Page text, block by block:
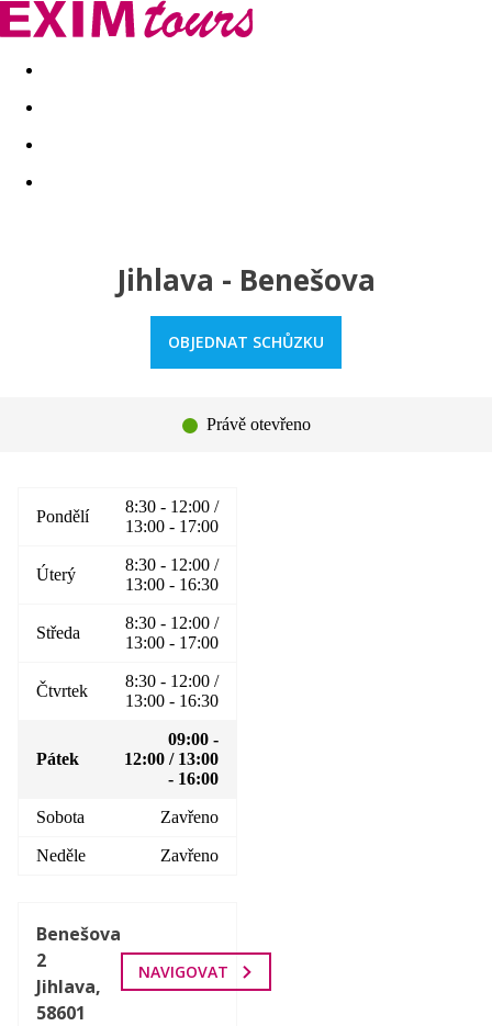
Akční nabídky Last minute
Jihlava - Benešova
OBJEDNAT SCHŮZKU
Právě otevřeno
Pondělí
8:30 - 12:00 /
13:00 - 17:00
Úterý
8:30 - 12:00 /
13:00 - 16:30
Středa
8:30 - 12:00 /
13:00 - 17:00
Čtvrtek
8:30 - 12:00 /
13:00 - 16:30
Pátek
09:00 -
12:00 / 13:00
- 16:00
Sobota Zavřeno
Neděle Zavřeno
Benešova
2
Jihlava,
58601
NAVIGOVAT